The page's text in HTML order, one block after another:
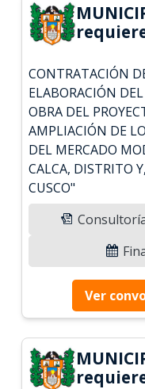
CONTRATACIÓN
ELABORACIÓN
OBRA DEL
AMPLIACIÓN DE
DEL MERCADO
CALCA, DISTRITO
CUSCO"
Ver